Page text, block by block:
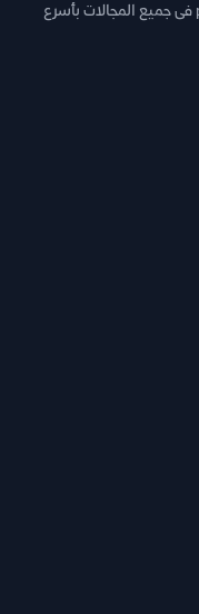
والروايات والقصص وغيرها من كتب مجانية pdf فى جميع المجالات بأسرع